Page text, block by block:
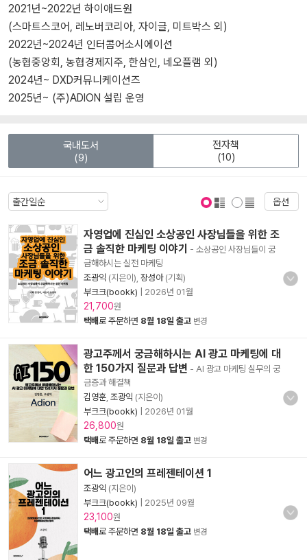
2021년~2022년 하이애드원
(스마트스코어, 레노버코리아, 자이글, 미트박스 외)
2022년~2024년 인터콤어소시에이션
(농협중앙회, 농협경제지주, 한삼인, 네오플램 외)
2024년~ DXD커뮤니케이션즈
2025년~ (주)ADION 설립 운영
국내도서
(9)
전자책
(10)
옵션
자영업에 진심인 소상공인 사장님들을 위한 조
금 솔직한 마케팅 이야기
- 소상공인 사장님들이 궁
금해하시는 실전 마케팅
조광익 (지은이), 장성아(기획)
부크크(bookk)
2026년 01월
21,700원
택배로 주문하면 8월 18일 출고 변경
광고주께서 궁금해하시는 AI 광고 마케팅에 대
한 150가지 질문과 답변 - AI 광고 마케팅 실무의 궁
금증과 해결책
김영훈 조광익 (지은이)
부크크(bookk)
2026년 01월
26,800원
택배로 주문하면 8월 18일 출고 변경
어느 광고인의 프레젠테이션 1
조광익 (지은이)
부크크(bookk)
2025년 09월
23,100원
택배로 주문하면 8월 18일 출고 변경